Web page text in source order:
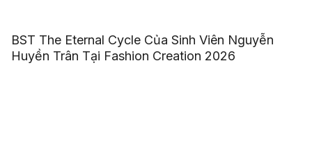
BST The Eternal Cycle Của Sinh Viên Nguyễn
Huyền Trân Tại Fashion Creation 2026